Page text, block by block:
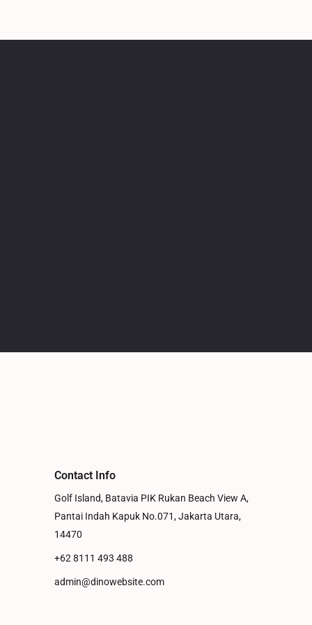
Contact Info
Golf Island, Batavia PIK Rukan Beach View A,
Pantai Indah Kapuk No.071, Jakarta Utara,
14470
+62 8111 493 488
admin@dinowebsite.com